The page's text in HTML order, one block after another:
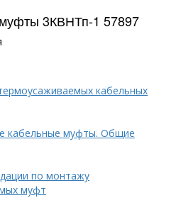
3КВНТп-1 57897
кабельных
кабельные муфты. Общие
по монтажу
муфт